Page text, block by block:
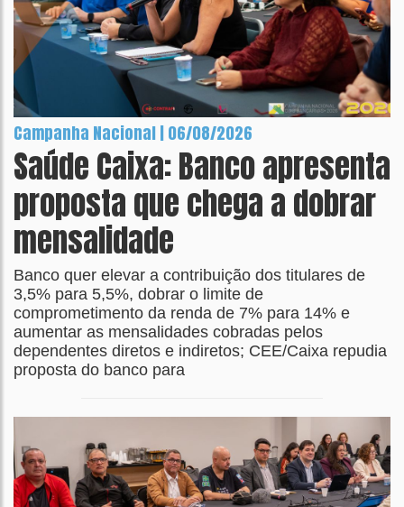
Campanha Nacional | 06/08/2026
Saúde Caixa: Banco apresenta
proposta que chega a dobrar
mensalidade
Banco quer elevar a contribuição dos titulares de
3,5% para 5,5%, dobrar o limite de
comprometimento da renda de 7% para 14% e
aumentar as mensalidades cobradas pelos
dependentes diretos e indiretos; CEE/Caixa repudia
proposta do banco para